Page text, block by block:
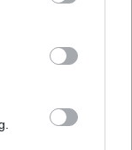
party tags to
below Google